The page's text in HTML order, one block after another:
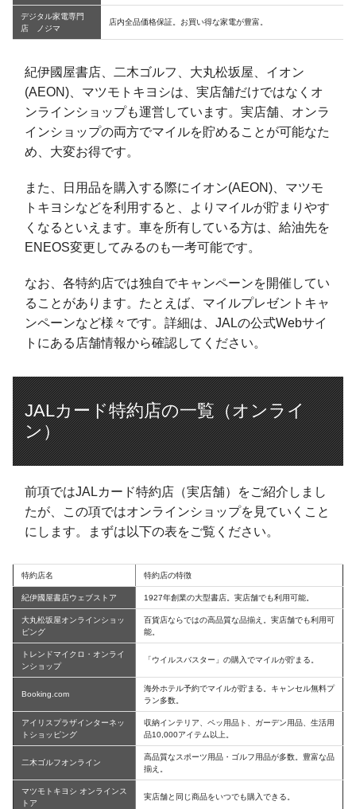
デジタル家電専門
店 ノジマ
店内全品価格保証。お買い得な家電が豊富。
紀伊國屋書店、二木ゴルフ、大丸松坂屋、イオン
(AEON)、マツモトキヨシは、実店舗だけではなくオ
ンラインショップも運営しています。実店舗、オンラ
インショップの両方でマイルを貯めることが可能なた
め、大変お得です。
また、日用品を購入する際にイオン(AEON)、マツモ
トキヨシなどを利用すると、よりマイルが貯まりやす
くなるといえます。車を所有している方は、給油先を
ENEOS変更してみるのも一考可能です。
なお、各特約店では独自でキャンペーンを開催してい
ることがあります。たとえば、マイルプレゼントキャ
ンペーンなど様々です。詳細は、JALの公式Webサイ
トにある店舗情報から確認してください。
JALカード特約店の一覧（オンライ
ン）
前項ではJALカード特約店（実店舗）をご紹介しまし
たが、この項ではオンラインショップを見ていくこと
にします。まずは以下の表をご覧ください。
特約店名 特約店の特徴
紀伊國屋書店ウェブストア 1927年創業の大型書店。実店舗でも利用可能。
大丸松坂屋オンラインショッ
ピング
百貨店ならではの高品質な品揃え。実店舗でも利用可
能。
トレンドマイクロ・オンライ
ンショップ
「ウイルスバスター」の購入でマイルが貯まる。
Booking.com
海外ホテル予約でマイルが貯まる。キャンセル無料プ
ラン多数。
アイリスプラザインターネッ
トショッピング
収納インテリア、ペッ用品ト、ガーデン用品、生活用
品10,000アイテム以上。
二木ゴルフオンライン
高品質なスポーツ用品・ゴルフ用品が多数。豊富な品
揃え。
マツモトキヨシ オンラインス
トア
実店舗と同じ商品をいつでも購入できる。